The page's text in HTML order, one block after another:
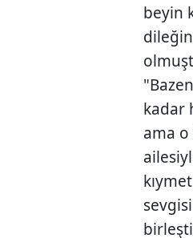
beyin
kadar
ama